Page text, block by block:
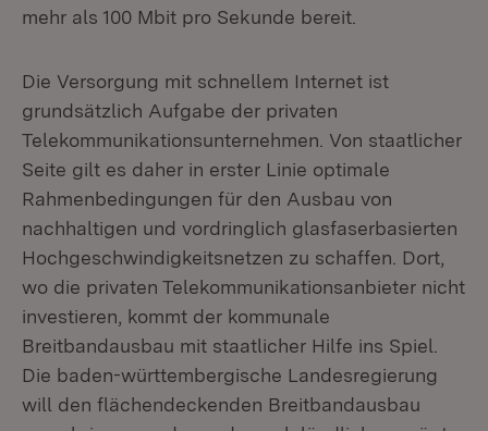
mehr als 100 Mbit pro Sekunde bereit.
Die Versorgung mit schnellem Internet ist
grundsätzlich Aufgabe der privaten
Telekommunikationsunternehmen. Von staatlicher
Seite gilt es daher in erster Linie optimale
Rahmenbedingungen für den Ausbau von
nachhaltigen und vordringlich glasfaserbasierten
Hochgeschwindigkeitsnetzen zu schaffen. Dort,
wo die privaten Telekommunikationsanbieter nicht
investieren, kommt der kommunale
Breitbandausbau mit staatlicher Hilfe ins Spiel.
Die baden-württembergische Landesregierung
will den flächendeckenden Breitbandausbau